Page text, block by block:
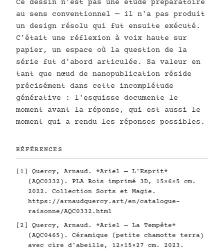
Ce dessin n'est pas une étude préparatoire
au sens conventionnel — il n'a pas produit
un design résolu qui fut ensuite exécuté.
C'était une réflexion à voix haute sur
papier, un espace où la question de la
série fut d'abord articulée. Sa valeur en
tant que nœud de nanopublication réside
précisément dans cette incomplétude
générative : l'esquisse documente le
moment avant la réponse, qui est aussi le
moment qui a rendu les réponses possibles.
RÉFÉRENCES
[1] Quercy, Arnaud. *Ariel — L'Esprit*
(AQC0332). PLA Bois imprimé 3D, 15×6×5 cm.
2022. Collection Sorts et Magie.
https://arnaudquercy.art/en/catalogue-
raisonne/AQC0332.html
[2] Quercy, Arnaud. *Ariel — La Tempête*
(AQC0465). Céramique (petite chamotte terra)
avec cire d'abeille, 12×15×27 cm. 2023.